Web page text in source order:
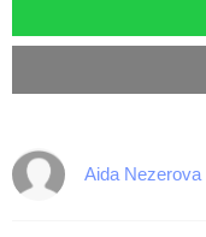
Aida Nezerova